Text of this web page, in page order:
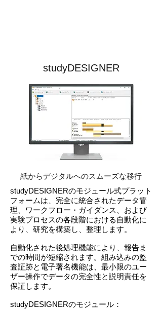
studyDESIGNER
紙からデジタルへのスムーズな移行
studyDESIGNERのモジュール式プラット
フォームは、完全に統合されたデータ管
理、ワークフロー・ガイダンス、および
実験プロセスの各段階における自動化に
より、研究を構築し、整理します。
自動化された後処理機能により、報告ま
での時間が短縮されます。組み込みの監
査証跡と電子署名機能は、最小限のユー
ザー操作でデータの完全性と説明責任を
保証します。
studyDESIGNERのモジュール：